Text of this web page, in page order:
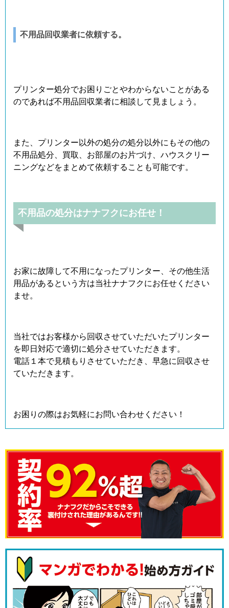
不用品回収業者に依頼する。
プリンター処分でお困りごとやわからないことがある
のであれば不用品回収業者に相談して見ましょう。
また、プリンター以外の処分の処分以外にもその他の
不用品処分、買取、お部屋のお片づけ、ハウスクリー
ニングなどをまとめて依頼することも可能です。
不用品の処分はナナフクにお任せ！
お家に故障して不用になったプリンター、その他生活
用品があるという方は当社ナナフクにお任せください
ませ。
当社ではお客様から回収させていただいたプリンター
を即日対応で適切に処分させていただきます。
電話１本で見積もりさせていただき、早急に回収させ
ていただきます。
お困りの際はお気軽にお問い合わせください！